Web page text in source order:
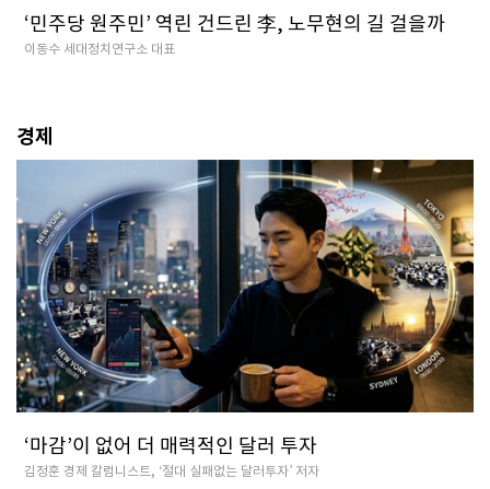
‘민주당 원주민’ 역린 건드린 李, 노무현의 길 걸을까
이동수 세대정치연구소 대표
경제
‘마감’이 없어 더 매력적인 달러 투자
김정훈 경제 칼럼니스트, ‘절대 실패없는 달러투자’ 저자